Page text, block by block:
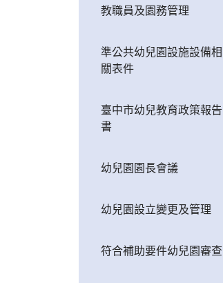
教職員及園務管理
準公共幼兒園設施設備相
關表件
臺中市幼兒教育政策報告
書
幼兒園園長會議
幼兒園設立變更及管理
符合補助要件幼兒園審查